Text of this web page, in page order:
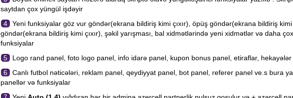
saytdan çox yüngül işdəyir
4
Yeni funksiyalar göz vur göndər(ekrana bildiriş kimi çıxır), öpüş göndər(ekrana bildiriş kimi
göndər(ekrana bildiriş kimi çıxır), şəkil yarışması, bal xidmətlərində yeni xidmətlər və daha
funksiyalar
5
Logo rand panel, foto logo panel, info idarə panel, kupon bonus panel, etiraflar, hekayələr
6
Canlı futbol nəticələri, reklam panel, qeydiyyat panel, bot panel, referer panel ve.s bura
panellər və funksiyalar